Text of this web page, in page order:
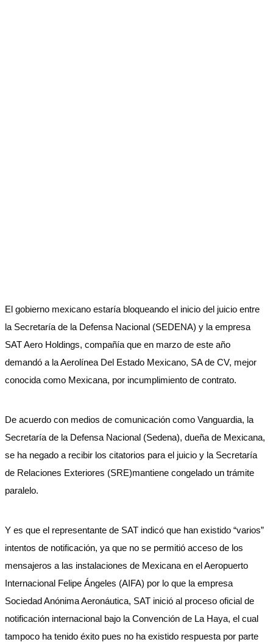
El gobierno mexicano estaría bloqueando el inicio del juicio entre
la Secretaría de la Defensa Nacional (SEDENA) y la empresa
SAT Aero Holdings, compañía que en marzo de este año
demandó a la Aerolínea Del Estado Mexicano, SA de CV, mejor
conocida como Mexicana, por incumplimiento de contrato.
De acuerdo con medios de comunicación como Vanguardia, la
Secretaría de la Defensa Nacional (Sedena), dueña de Mexicana,
se ha negado a recibir los citatorios para el juicio y la Secretaría
de Relaciones Exteriores (SRE)mantiene congelado un trámite
paralelo.
Y es que el representante de SAT indicó que han existido “varios”
intentos de notificación, ya que no se permitió acceso de los
mensajeros a las instalaciones de Mexicana en el Aeropuerto
Internacional Felipe Ángeles (AIFA) por lo que la empresa
Sociedad Anónima Aeronáutica, SAT inició al proceso oficial de
notificación internacional bajo la Convención de La Haya, el cual
tampoco ha tenido éxito pues no ha existido respuesta por parte